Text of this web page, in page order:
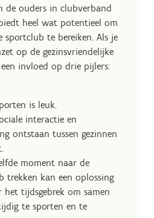
de ouders in clubverband
heel wat potentieel om
sportclub te bereiken. Als je
op de gezinsvriendelijke
invloed op drie pijlers:
is leuk.
interactie en
ontstaan tussen gezinnen
moment naar de
trekken kan een oplossing
het tijdsgebrek om samen
te sporten en te